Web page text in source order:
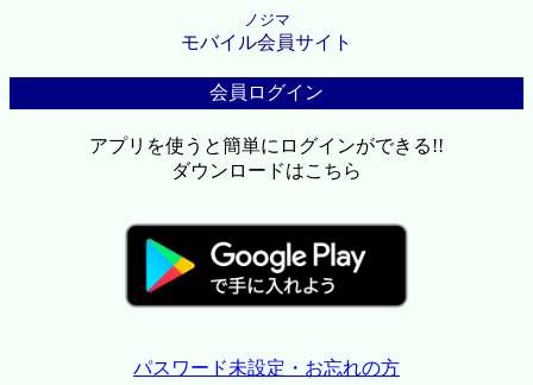
ノジマ
モバイル会員サイト
会員ログイン
アプリを使うと簡単にログインができる!!
ダウンロードはこちら
パスワード未設定・お忘れの方